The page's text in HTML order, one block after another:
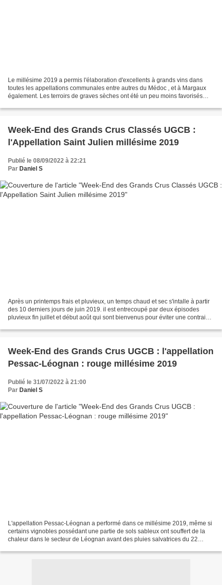
Le millésime 2019 a permis l'élaboration d'excellents à grands vins dans
toutes les appellations communales entre autres du Médoc , et à Margaux
également. Les terroirs de graves sèches ont été un peu moins favorisés
Week-End des Grands Crus Classés UGCB :
l'Appellation Saint Julien millésime 2019
Publié le 08/09/2022 à 22:21
Par Daniel S
Après un printemps frais et pluvieux, un temps chaud et sec s'intalle à partir
des 10 derniers jours de juin 2019. il est entrecoupé par deux épisodes
pluvieux fin juillet et début août qui sont bienvenus pour éviter une contrainte
Week-End des Grands Crus UGCB : l'appellation
Pessac-Léognan : rouge millésime 2019
Publié le 31/07/2022 à 21:00
Par Daniel S
L'appellation Pessac-Léognan a performé dans ce millésime 2019, même si
certains vignobles possédant une partie de sols sableux ont souffert de la
chaleur dans le secteur de Léognan avant des pluies salvatrices du 22